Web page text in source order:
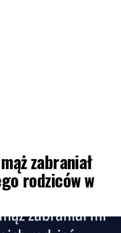
zabraniał
rodziców w